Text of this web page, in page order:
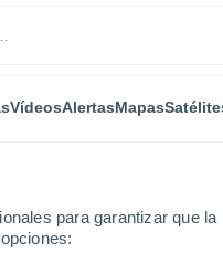
para garantizar que
VídeosAlertasMapas